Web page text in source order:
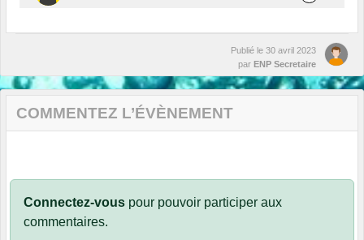
Publié le 30 avril 2023
par ENP Secretaire
COMMENTEZ L’ÉVÈNEMENT
Connectez-vous pour pouvoir participer aux
commentaires.